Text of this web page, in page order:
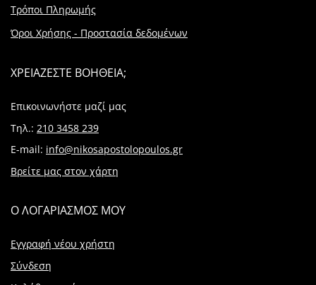
Τρόποι Πληρωμής
Όροι Χρήσης - Προστασία δεδομένων
ΧΡΕΙΑΖΕΣΤΕ ΒΟΗΘΕΙΑ;
Επικοινωνήστε μαζί μας
Τηλ.: 210 3458 239
E-mail: info@nikosapostolopoulos.gr
Βρείτε μας στον χάρτη
Ο ΛΟΓΑΡΙΑΣΜΟΣ ΜΟΥ
Εγγραφή νέου χρήστη
Σύνδεση